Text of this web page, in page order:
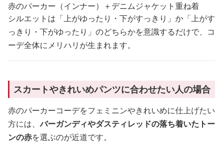
赤のパーカー（インナー）＋デニムジャケット重ね着
シルエットは「上がゆったり・下がすっきり」か「上がす
っきり・下がゆったり」のどちらかを意識するだけで、コ
ーデ全体にメリハリが生まれます。
スカートやきれいめパンツに合わせたい人の場合
赤のパーカーコーデをフェミニンやきれいめに仕上げたい
方には、バーガンディやダスティレッドの落ち着いたトー
ンの赤を選ぶのが近道です。